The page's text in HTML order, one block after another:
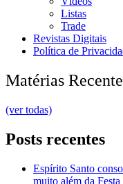
Listas
Trade
Revistas Digitais
Política de
Matérias
(ver todas)
Posts recentes
Espírito Santo
muito além da Festa